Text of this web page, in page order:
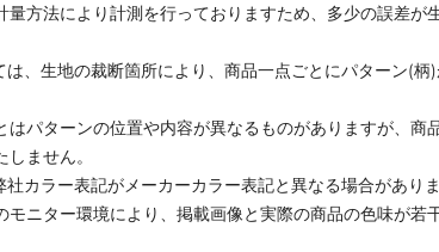
方法により計測を行っておりますため、多少の誤差が
、生地の裁断箇所により、商品一点ごとにパターン(柄
はパターンの位置や内容が異なるものがありますが、商
ません。
カラー表記がメーカーカラー表記と異なる場合がありま
ニター環境により、掲載画像と実際の商品の色味が若